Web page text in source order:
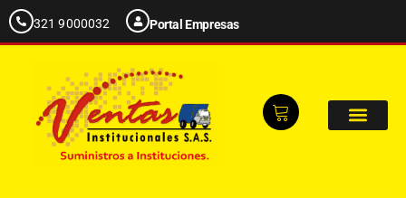
321 9000032 Portal Empresas